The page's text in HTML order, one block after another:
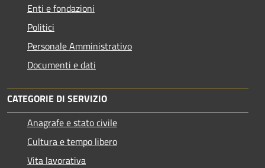
Enti e fondazioni
Politici
Personale Amministrativo
Documenti e dati
CATEGORIE DI SERVIZIO
Anagrafe e stato civile
Cultura e tempo libero
Vita lavorativa